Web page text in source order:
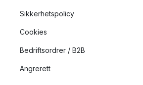
Sikkerhetspolicy
Cookies
Bedriftsordrer / B2B
Angrerett